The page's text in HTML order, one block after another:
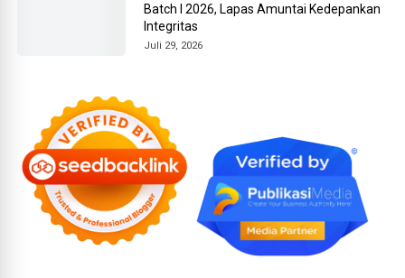
Batch I 2026, Lapas Amuntai Kedepankan
Integritas
Juli 29, 2026